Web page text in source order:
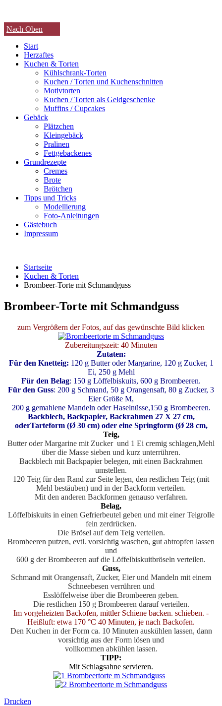
Nach Oben
Start
Herzaftes
Kuchen & Torten
Kühlschrank-Torten
Kuchen / Torten und Kuchenschnitten
Motivtorten
Kuchen / Torten als Geldgeschenke
Muffins / Cupcakes
Gebäck
Plätzchen
Kleingebäck
Pralinen
Fettgebackenes
Grundrezepte
Cremes
Brote
Brötchen
Tipps und Tricks
Modellierung
Foto-Anleitungen
Gästebuch
Impressum
Startseite
Kuchen & Torten
Brombeer-Torte mit Schmandguss
Brombeer-Torte mit Schmandguss
zum Vergrößern der Fotos, auf das gewünschte Bild klicken
Zubereitungszeit: 40 Minuten
Zutaten:
Für den Knetteig: 120 g Butter oder Margarine, 120 g Zucker, 1
Ei, 250 g Mehl
Für den Belag: 150 g Löffelbiskuits, 600 g Brombeeren.
Für den Guss: 200 g Schmand, 50 g Orangensaft, 80 g Zucker, 3
Eier Größe M,
200 g gemahlene Mandeln oder Haselnüsse,150 g Brombeeren.
Backblech, Backpapier, Backrahmen 27 X 27 cm,
oderTarteform (Ø 30 cm) oder eine Springform (Ø 28 cm,
Teig,
Butter oder Margarine mit Zucker und 1 Ei cremig schlagen,Mehl
über die Masse sieben und kurz unterrühren.
Backblech mit Backpapier belegen, mit einen Backrahmen
umstellen.
120 Teig für den Rand zur Seite legen, den restlichen Teig (mit
Mehl bestäuben) und in der Backform verteilen.
Mit den anderen Backformen genauso verfahren.
Belag,
Löffelbiskuits in einen Gefrierbeutel geben und mit einer Teigrolle
fein zerdrücken.
Die Brösel auf dem Teig verteilen.
Brombeeren putzen, evtl. vorsichtig waschen, gut abtropfen lassen
und
600 g der Brombeeren auf die Löffelbiskuitbröseln verteilen.
Guss,
Schmand mit Orangensaft, Zucker, Eier und Mandeln mit einem
Schneebesen verrühren und
Esslöffelweise über die Brombeeren geben.
Die restlichen 150 g Brombeeren darauf verteilen.
Im vorgeheizten Backofen, mittler Schiene backen. schieben. -
Heißluft: etwa 170 °C 40 Minuten, je nach Backofen.
Den Kuchen in der Form ca. 10 Minuten auskühlen lassen, dann
vorsichtig aus der Form lösen und
vollkommen abkühlen lassen.
TIPP:
Mit Schlagsahne servieren.
Drucken